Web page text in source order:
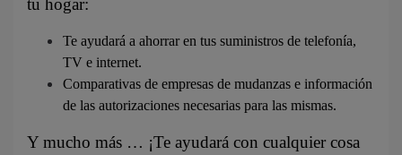
tu hogar:
Te ayudará a ahorrar en tus suministros de telefonía,
TV e internet.
Comparativas de empresas de mudanzas e información
de las autorizaciones necesarias para las mismas.
Y mucho más … ¡Te ayudará con cualquier cosa